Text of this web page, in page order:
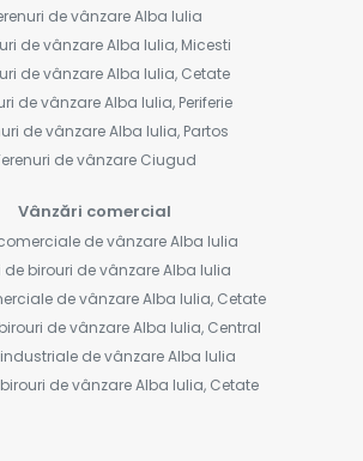
de vânzare Alba Iulia
de vânzare Alba Iulia, Micesti
de vânzare Alba Iulia, Cetate
de vânzare Alba Iulia, Periferie
de vânzare Alba Iulia, Partos
de vânzare Ciugud
Vânzări comercial
de vânzare Alba Iulia
de birouri de vânzare Alba Iulia
de vânzare Alba Iulia, Cetate
de vânzare Alba Iulia, Central
de vânzare Alba Iulia
de vânzare Alba Iulia, Cetate